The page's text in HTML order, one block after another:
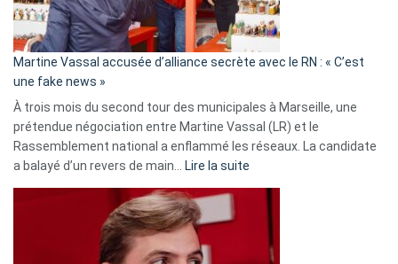
Algérie
Martine Vassal accusée d’alliance secrète avec le RN : « C’est
une fake news »
À trois mois du second tour des municipales à Marseille, une
prétendue négociation entre Martine Vassal (LR) et le
Rassemblement national a enflammé les réseaux. La candidate
a balayé d’un revers de main…
Lire la suite
d’alliance